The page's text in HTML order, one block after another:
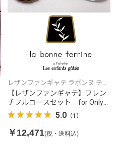
レザンファンギャテ ラボンヌ テリ
ーヌ
【レザンファンギャテ】フレン
チフルコースセット for Only
I（お一人様コース）
5.0（1）
￥12,471(税・送料込)